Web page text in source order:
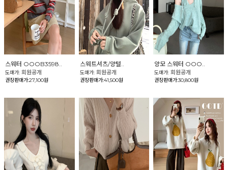
스웨터 OOOB3598..
도매가: 회원공개
권장판매가:27,100원
스웨트셔츠/양털..
도매가: 회원공개
권장판매가:41,500원
양모 스웨터 OOO..
도매가:회원공개
권장판매가:30,800원